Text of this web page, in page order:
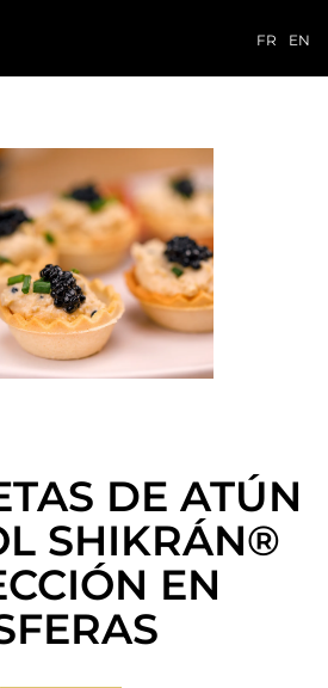
FR EN
DE ATÚN
SHIKRÁN®
EN